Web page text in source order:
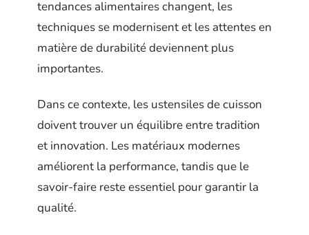
tendances alimentaires changent, les
techniques se modernisent et les attentes en
matière de durabilité deviennent plus
importantes.
Dans ce contexte, les ustensiles de cuisson
doivent trouver un équilibre entre tradition
et innovation. Les matériaux modernes
améliorent la performance, tandis que le
savoir-faire reste essentiel pour garantir la
qualité.